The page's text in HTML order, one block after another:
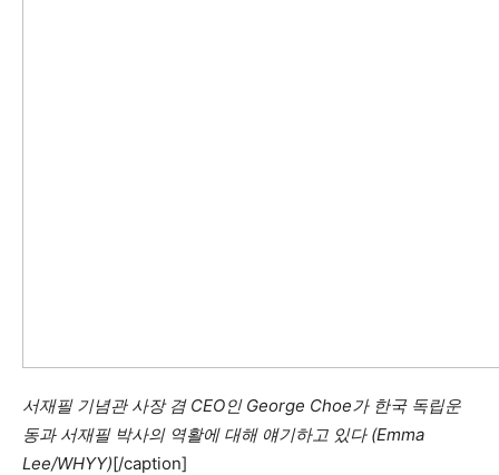
서재필 기념관 사장 겸 CEO인 George Choe가 한국 독립운
동과 서재필 박사의 역활에 대해 얘기하고 있다 (Emma
Lee/WHYY)[/caption]